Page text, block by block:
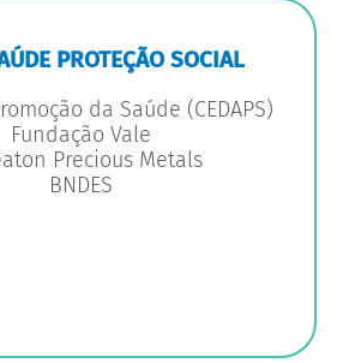
PROTEÇÃO SOCIAL
da Saúde (CEDAPS)
Fundação Vale
Precious Metals
BNDES